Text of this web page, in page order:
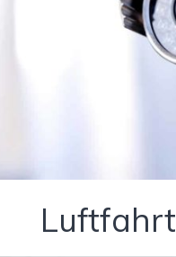
Luftfahrt